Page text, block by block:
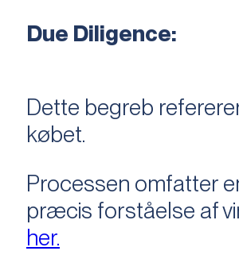
Due Diligence:
Dette begreb
købet.
Processen omfatter
præcis forståelse af
her.